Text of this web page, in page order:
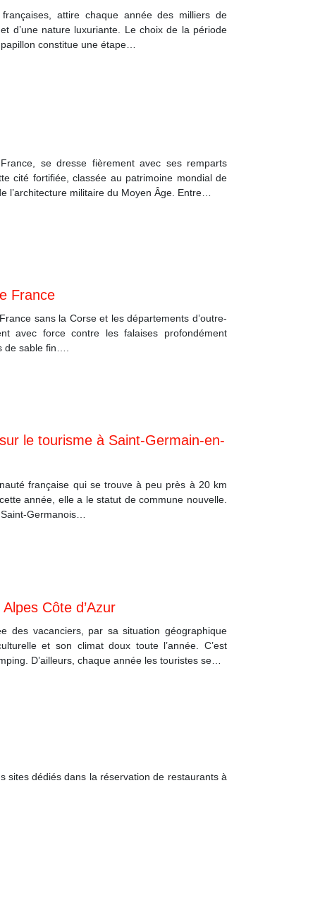
attire chaque année des milliers de
d’une nature luxuriante. Le choix de la période
constitue une étape…
se dresse fièrement avec ses remparts
cité fortifiée, classée au patrimoine mondial de
l’architecture militaire du Moyen Âge. Entre…
France
sans la Corse et les départements d’outre-
avec force contre les falaises profondément
de sable fin….
le tourisme à Saint-Germain-en-
française qui se trouve à peu près à 20 km
année, elle a le statut de commune nouvelle.
Germanois…
Côte d’Azur
des vacanciers, par sa situation géographique
et son climat doux toute l’année. C’est
D’ailleurs, chaque année les touristes se…
sites dédiés dans la réservation de restaurants à